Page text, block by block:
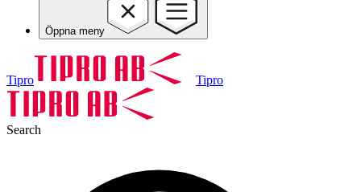
Öppna meny
Tipro Tipro
Search